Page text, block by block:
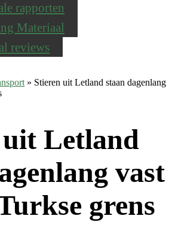
rapporten
Materiaal
reviews
» Stieren uit Letland staan dagenlang
Letland
vast
grens